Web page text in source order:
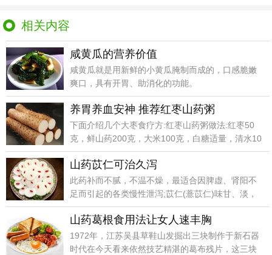
相关内容
咸黄瓜的营养价值
咸黄瓜就是用新鲜的小黄瓜腌制而成的，口感脆嫩
爽口，具有开胃、助消化的功能。
养胃养血安神 推荐红枣山药粥
下面介绍几个大枣食疗方:红枣山药粥做法:红枣50
克，鲜山药200克，大米100克，白糖适量，清水10
山药苡仁可治久泻
此药补而不腻，不温不燥，最适合因脾虚、肾阳不
足而引起的各类慢性泄泻;苡仁(薏苡仁)味甘、淡，
性微寒。
山药葛根食用法让女人速丰胸
1972年，江苏吴县草鞋山发掘出三块制作于新石器
时代在今天看来依然技艺精湛的葛布残片，这三块